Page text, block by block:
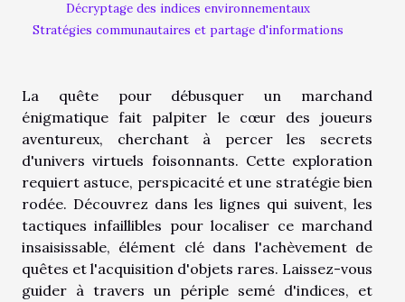
Décryptage des indices environnementaux
Stratégies communautaires et partage d'informations
La quête pour débusquer un marchand
énigmatique fait palpiter le cœur des joueurs
aventureux, cherchant à percer les secrets
d'univers virtuels foisonnants. Cette exploration
requiert astuce, perspicacité et une stratégie bien
rodée. Découvrez dans les lignes qui suivent, les
tactiques infaillibles pour localiser ce marchand
insaisissable, élément clé dans l'achèvement de
quêtes et l'acquisition d'objets rares. Laissez-vous
guider à travers un périple semé d'indices, et